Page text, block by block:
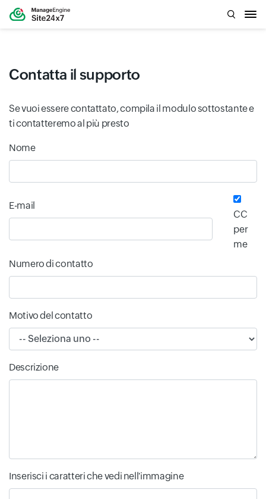
Contatta il supporto
Se vuoi essere contattato, compila il modulo sottostante e
ti contatteremo al più presto
Input field
Input field
Nome
E-mail
CC
per
me
Numero di contatto
Motivo del contatto
Descrizione
Inserisci i caratteri che vedi nell'immagine